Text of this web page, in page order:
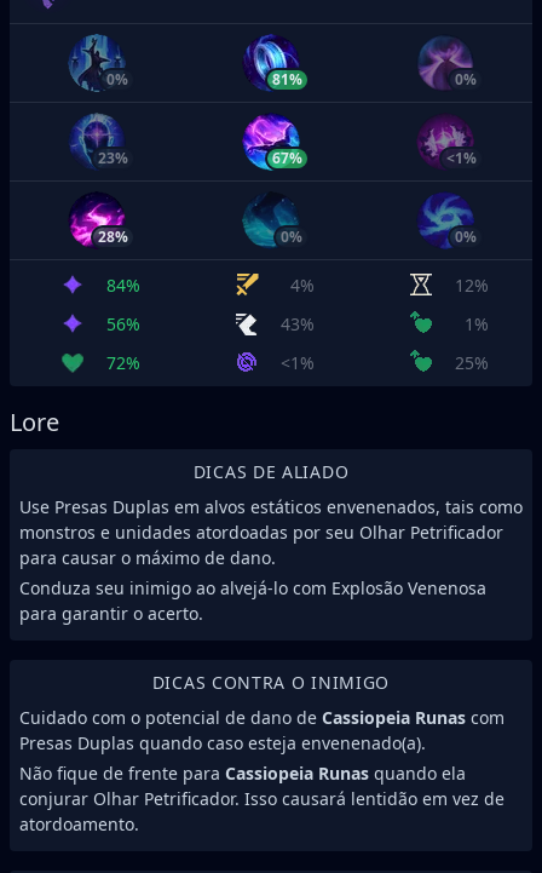
0% 81% 0%
23% 67% <1%
28% 0% 0%
84% 4%
12%
56%
43%
1%
72%
<1% 25%
Lore
DICAS DE ALIADO
Use Presas Duplas em alvos estáticos envenenados, tais como
monstros e unidades atordoadas por seu Olhar Petrificador
para causar o máximo de dano.
Conduza seu inimigo ao alvejá-lo com Explosão Venenosa
para garantir o acerto.
DICAS CONTRA O INIMIGO
Cuidado com o potencial de dano de Cassiopeia Runas com
Presas Duplas quando caso esteja envenenado(a).
Não fique de frente para Cassiopeia Runas quando ela
conjurar Olhar Petrificador. Isso causará lentidão em vez de
atordoamento.